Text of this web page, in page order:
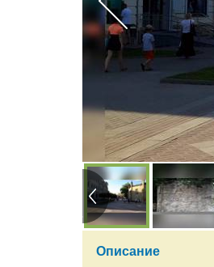
Описание